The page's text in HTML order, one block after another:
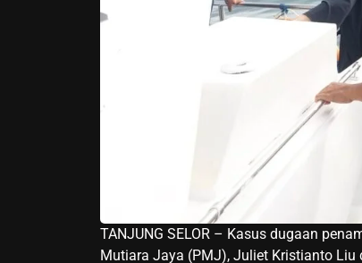
TANJUNG SELOR – Kasus dugaan
Mutiara Jaya (PMJ), Juliet Kristianto Liu